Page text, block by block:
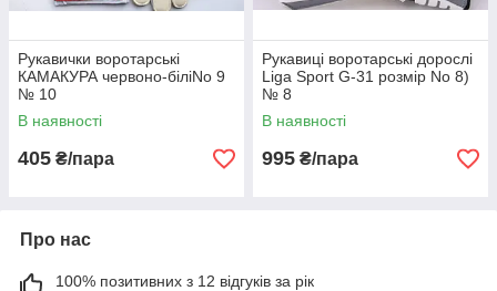
Рукавички воротарські
КАМАКУРА червоно-біліNo 9
№ 10
В наявності
405 ₴/пара
Рукавиці воротарські дорослі
Liga Sport G-31 розмір No 8)
№ 8
В наявності
995 ₴/пара
Про нас
100% позитивних з 12 відгуків за рік